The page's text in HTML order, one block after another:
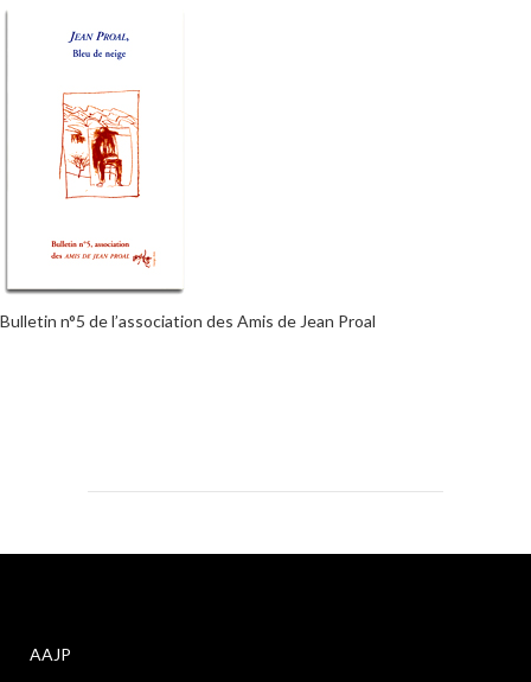
Bulletin n°5 de l’association des Amis de Jean Proal
AAJP